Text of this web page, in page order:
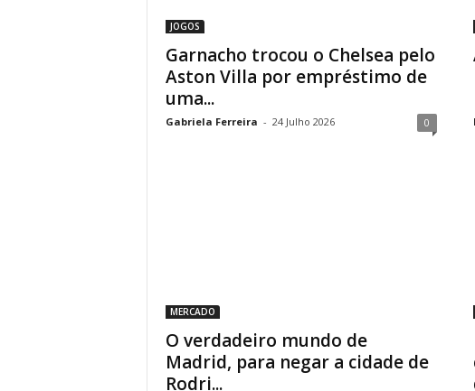
JOGOS
Garnacho trocou o Chelsea pelo
Aston Villa por empréstimo de
uma...
Gabriela Ferreira - 24 Julho 2026 0
MERCADO
O verdadeiro mundo de
Madrid, para negar a cidade de
Rodri...